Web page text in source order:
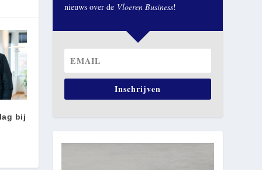
bij
nieuws over de Vloeren Business!
Inschrijven